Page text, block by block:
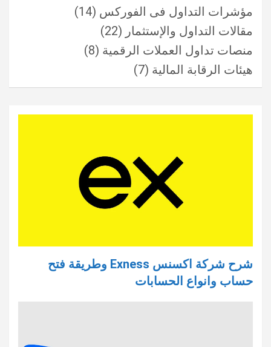
مؤشرات التداول فى الفوركس (14)
مقالات التداول والإستثمار (22)
منصات تداول العملات الرقمية (8)
هيئات الرقابة المالية (7)
شرح شركة اكسنس Exness وطريقة فتح
حساب وانواع الحسابات